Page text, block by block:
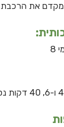
את הרכבת
8